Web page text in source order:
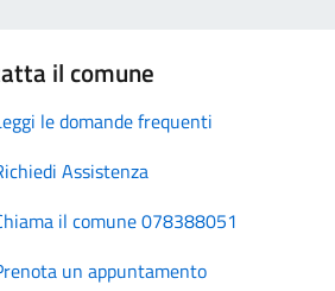
il comune
le domande frequenti
Assistenza
il comune 078388051
un appuntamento